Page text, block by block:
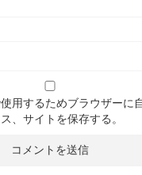
用するためブラウザーに
、サイトを保存する。